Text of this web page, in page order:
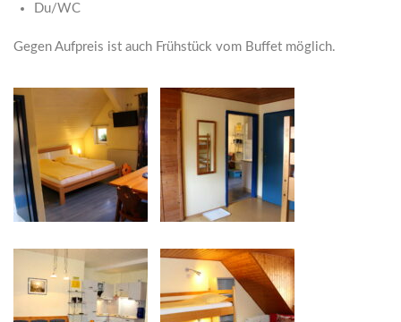
Du/WC
Gegen Aufpreis ist auch Frühstück vom Buffet möglich.